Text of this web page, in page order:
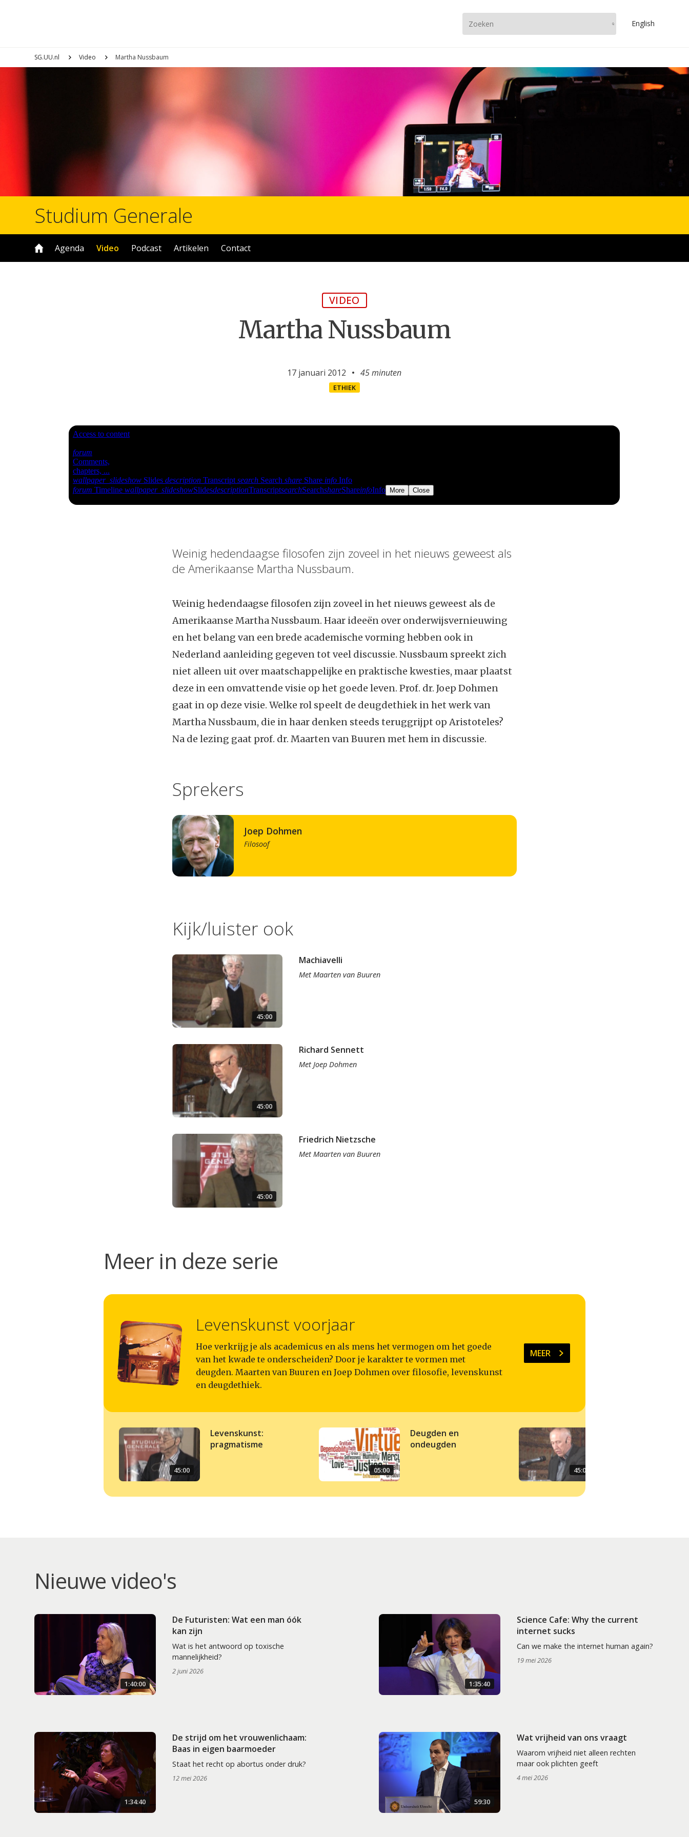
English
SG.UU.nl Video Martha Nussbaum
Studium Generale
Agenda Video Podcast Artikelen Contact
VIDEO
Martha Nussbaum
17 januari 2012 45 minuten
ETHIEK
Weinig hedendaagse filosofen zijn zoveel in het nieuws geweest als
de Amerikaanse Martha Nussbaum.
Weinig hedendaagse filosofen zijn zoveel in het nieuws geweest als de
Amerikaanse Martha Nussbaum. Haar ideeën over onderwijsvernieuwing
en het belang van een brede academische vorming hebben ook in
Nederland aanleiding gegeven tot veel discussie. Nussbaum spreekt zich
niet alleen uit over maatschappelijke en praktische kwesties, maar plaatst
deze in een omvattende visie op het goede leven. Prof. dr. Joep Dohmen
gaat in op deze visie. Welke rol speelt de deugdethiek in het werk van
Martha Nussbaum, die in haar denken steeds teruggrijpt op Aristoteles?
Na de lezing gaat prof. dr. Maarten van Buuren met hem in discussie.
Sprekers
Joep Dohmen
Filosoof
Kijk/luister ook
45:00
Machiavelli
Met Maarten van Buuren
45:00
Richard Sennett
Met Joep Dohmen
45:00
Friedrich Nietzsche
Met Maarten van Buuren
Meer in deze serie
Levenskunst voorjaar
Hoe verkrijg je als academicus en als mens het vermogen om het goede
van het kwade te onderscheiden? Door je karakter te vormen met
deugden. Maarten van Buuren en Joep Dohmen over filosofie, levenskunst
en deugdethiek.
MEER
45:00
Levenskunst:
pragmatisme
05:00
Deugden en
ondeugden
45:00
Nieuwe video's
1:40:00
De Futuristen: Wat een man óók
kan zijn
Wat is het antwoord op toxische
mannelijkheid?
2 juni 2026
1:35:40
Science Cafe: Why the current
internet sucks
Can we make the internet human again?
19 mei 2026
1:34:40
De strijd om het vrouwenlichaam:
Baas in eigen baarmoeder
Staat het recht op abortus onder druk?
12 mei 2026
59:30
Wat vrijheid van ons vraagt
Waarom vrijheid niet alleen rechten
maar ook plichten geeft
4 mei 2026